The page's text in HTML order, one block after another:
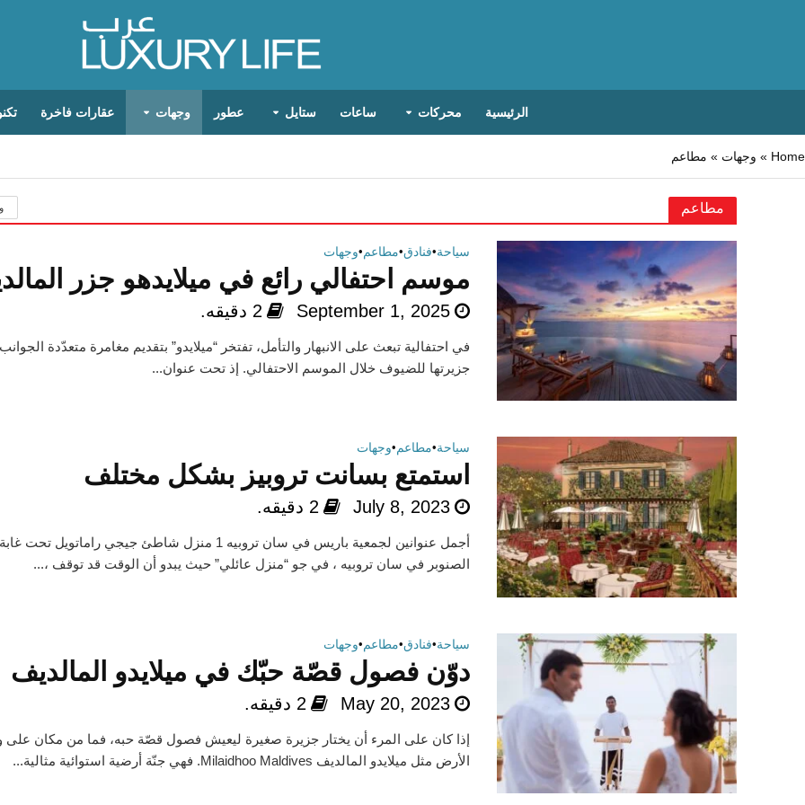
الرئيسية محركات ساعات ستايل عطور وجهات عقارات فاخرة
Home
» وجهات » مطاعم
مطاعم
سياحة•فنادق•مطاعم •وجهات
موسم احتفالي رائع في ميلايدهو جزر
September 1, 2025 2 دقيقه.
في احتفالية تبعث على الانبهار والتأمل، تفتخر “ميلايدو” بتقديم مغامرة متعدّدة
جزيرتها للضيوف خلال الموسم الاحتفالي. إذ تحت عنوان...
سياحة•مطاعم•وجهات
استمتع بسانت تروبيز بشكل مختلف
July 8, 2023 2 دقيقه.
أجمل عنوانين لجمعية باريس في سان تروبيه 1 منزل شاطئ جيجي راماتويل تحت
الصنوبر في سان تروبيه ، في جو “منزل عائلي” حيث يبدو أن الوقت قد توقف ،...
سياحة•فنادق•مطاعم •وجهات
دوّن فصول قصّة حبّك في ميلايدو المالديف
May 20, 2023 2 دقيقه.
إذا كان على المرء أن يختار جزيرة صغيرة ليعيش فصول قصّة حبه، فما من مكان على
الأرض مثل ميلايدو المالديف Milaidhoo Maldives. فهي جنّة أرضية استوائية مثالية...